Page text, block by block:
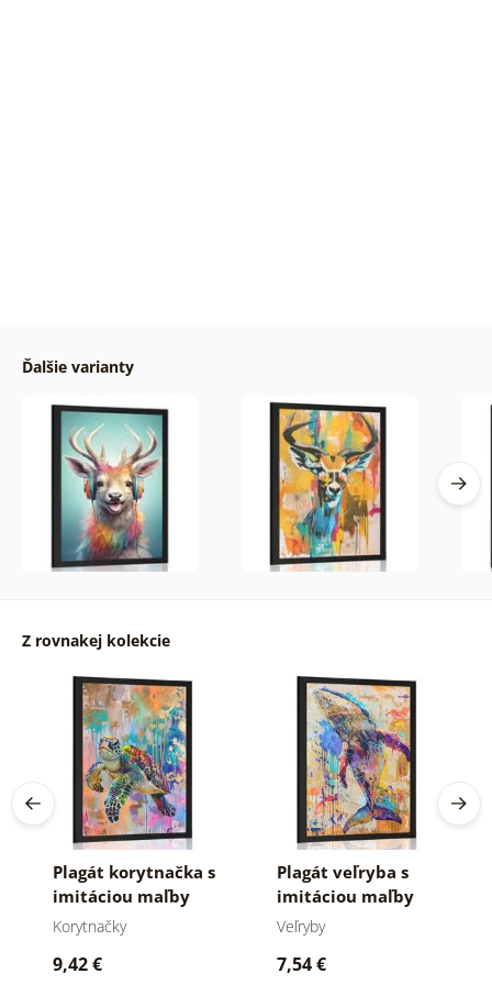
Ďalšie varianty
Z rovnakej kolekcie
Plagát korytnačka s
imitáciou maľby
Korytnačky
9,42 €
Plagát veľryba s
imitáciou maľby
Veľryby
7,54 €